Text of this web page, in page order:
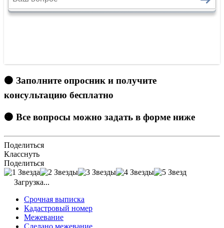
🟠 Заполните опросник и получите
консультацию бесплатно
🟠 Все вопросы можно задать в форме ниже
Поделиться
Класснуть
Поделиться
Загрузка...
Срочная выписка
Кадастровый номер
Межевание
Сделано межевание